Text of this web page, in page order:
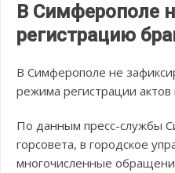
В Симферополе
регистрацию
В Симферополе не
режима регистрации актов
По данным пресс-службы
горсовета, в городское
многочисленные